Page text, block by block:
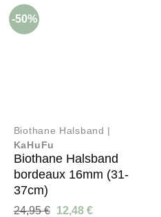
können
auf
-50%
Biothane Halsband |
KaHuFu
Biothane Halsband
bordeaux 16mm (31-
37cm)
24,95€
Ursprünglicher
12,48 €Aktueller